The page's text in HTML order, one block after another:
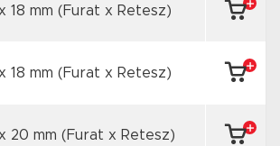
x 18 mm (Furat x Retesz)
x 18 mm (Furat x Retesz)
x 20 mm (Furat x Retesz)